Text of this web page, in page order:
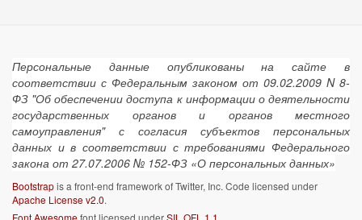
Персональные данные опубликованы на сайте в
соответствии с Федеральным законом от 09.02.2009 N 8-
ФЗ "Об обеспечении доступа к информации о деятельности
государственных органов и органов местного
самоуправления" с согласия субъектов персональных
данных и в соответствии с требованиями Федерального
закона от 27.07.2006 № 152-ФЗ «О персональных данных»
Bootstrapis a front-end framework of Twitter, Inc. Code licensed under
Apache License v2.0.
Font Awesomefont licensed underSIL OFL 1.1